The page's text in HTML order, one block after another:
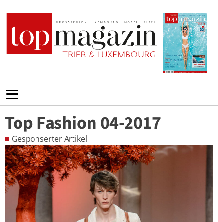
Top Fashion 04-2017
■ Gesponserter Artikel